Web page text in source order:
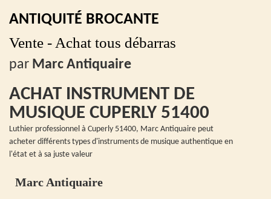
ANTIQUITÉ BROCANTE
Vente - Achat tous débarras
par Marc Antiquaire
ACHAT INSTRUMENT DE
MUSIQUE CUPERLY 51400
Luthier professionnel à Cuperly 51400, Marc Antiquaire peut
acheter différents types d'instruments de musique authentique en
l'état et à sa juste valeur
Marc Antiquaire